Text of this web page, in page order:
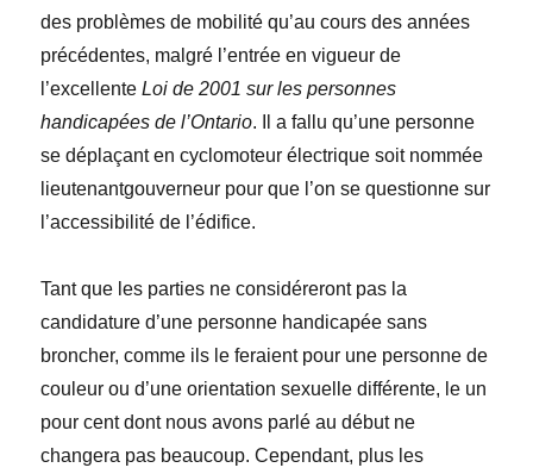
des problèmes de mobilité qu’au cours des années
précédentes, malgré l’entrée en vigueur de
l’excellenteLoi de 2001 sur les personnes
handicapées de l’Ontario. Il a fallu qu’une personne
se déplaçant en cyclomoteur électrique soit nommée
lieutenantgouverneur pour que l’on se questionne sur
l’accessibilité de l’édifice.
Tant que les parties ne considéreront pas la
candidature d’une personne handicapée sans
broncher, comme ils le feraient pour une personne de
couleur ou d’une orientation sexuelle différente, le un
pour cent dont nous avons parlé au début ne
changera pas beaucoup. Cependant, plus les